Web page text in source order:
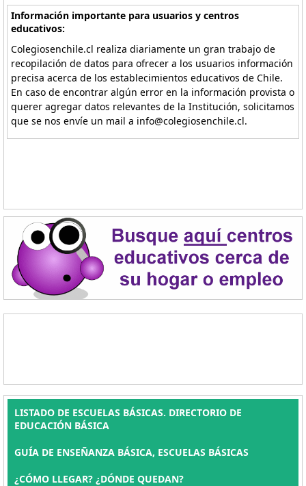
Información importante para usuarios y centros
educativos:
Colegiosenchile.cl realiza diariamente un gran trabajo de
recopilación de datos para ofrecer a los usuarios información
precisa acerca de los establecimientos educativos de Chile.
En caso de encontrar algún error en la información provista o
querer agregar datos relevantes de la Institución, solicitamos
que se nos envíe un mail a info@colegiosenchile.cl.
LISTADO DE ESCUELAS BÁSICAS. DIRECTORIO DE
EDUCACIÓN BÁSICA
GUÍA DE ENSEÑANZA BÁSICA, ESCUELAS BÁSICAS
¿CÓMO LLEGAR? ¿DÓNDE QUEDAN?